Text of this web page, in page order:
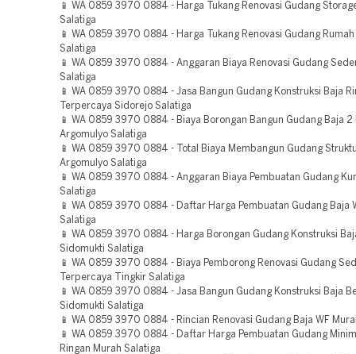
📱 WA 0859 3970 0884 - Harga Tukang Renovasi Gudang
Salatiga
📱 WA 0859 3970 0884 - Harga Tukang Renovasi Gudang
Salatiga
📱 WA 0859 3970 0884 - Anggaran Biaya Renovasi Gudang
Salatiga
📱 WA 0859 3970 0884 - Jasa Bangun Gudang Konstruksi Baja
Terpercaya Sidorejo Salatiga
📱 WA 0859 3970 0884 - Biaya Borongan Bangun Gudang Baja 2
Argomulyo Salatiga
📱 WA 0859 3970 0884 - Total Biaya Membangun Gudang
Argomulyo Salatiga
📱 WA 0859 3970 0884 - Anggaran Biaya Pembuatan Gudang
Salatiga
📱 WA 0859 3970 0884 - Daftar Harga Pembuatan Gudang Baja
Salatiga
📱 WA 0859 3970 0884 - Harga Borongan Gudang Konstruksi
Sidomukti Salatiga
📱 WA 0859 3970 0884 - Biaya Pemborong Renovasi Gudang
Terpercaya Tingkir Salatiga
📱 WA 0859 3970 0884 - Jasa Bangun Gudang Konstruksi Baja
Sidomukti Salatiga
📱 WA 0859 3970 0884 - Rincian Renovasi Gudang Baja WF
📱 WA 0859 3970 0884 - Daftar Harga Pembuatan Gudang
Ringan Murah Salatiga